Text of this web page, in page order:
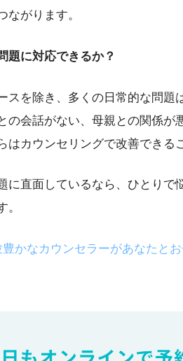
ながります。
題に対応できるか？
スを除き、多くの日常的な問題
の会話がない、母親との関係が
はカウンセリングで改善できる
に直面しているなら、ひとりで
。
かなカウンセラーがあなたと